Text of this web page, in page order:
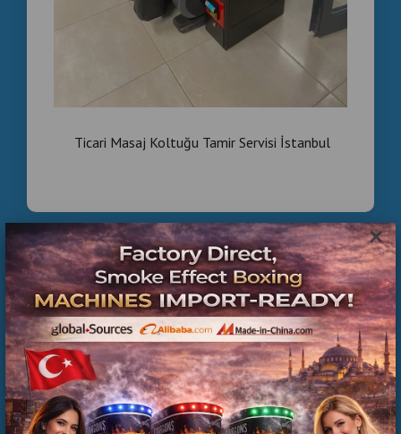
×
Ticari Masaj Koltuğu Tamir Servisi İstanbul